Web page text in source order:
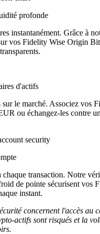
profonde
instantanément. Grâce à
vos Fidelity Wise Origin
d'actifs
le marché. Associez vos
ou échangez-les contre
chaque transaction. Notre
de pointe sécurisent vos
instant.
concernent l'accès au
actifs sont risqués et la